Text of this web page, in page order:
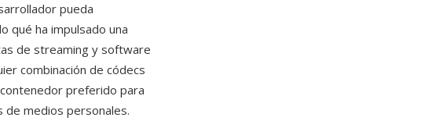
pueda
qué ha impulsado una
de streaming y software
combinación de códecs
preferido para
de medios personales.